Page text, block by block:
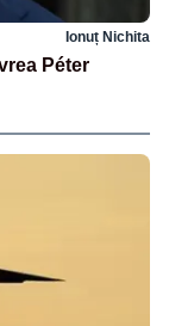
Ionuț Nichita
Péter